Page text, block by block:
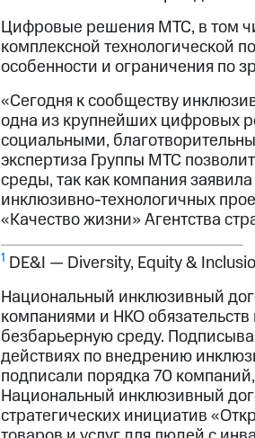
Цифровые решения МТС, в том
комплексной технологической
особенности и ограничения по
«Сегодня к сообществу
одна из крупнейших цифровых
социальными,
экспертиза Группы МТС
среды, так как компания
инклюзивно-технологичных
«Качество жизни» Агентства
1 DE&I — Diversity, Equity &
Национальный инклюзивный
компаниями и НКО
безбарьерную среду.
действиях по внедрению
подписали порядка 70
Национальный инклюзивный
стратегических инициатив